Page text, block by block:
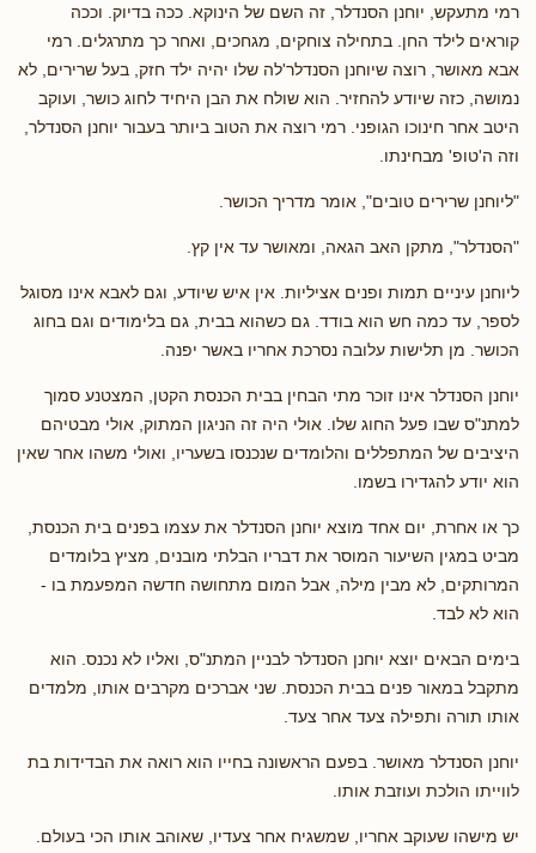
רמי מתעקש, יוחנן הסנדלר, זה השם של הינוקא. ככה בדיוק. וככה
קוראים לילד החן. בתחילה צוחקים, מגחכים, ואחר כך מתרגלים. רמי
אבא מאושר, רוצה שיוחנן הסנדלר'לה שלו יהיה ילד חזק, בעל שרירים, לא
נמושה, כזה שיודע להחזיר. הוא שולח את הבן היחיד לחוג כושר, ועוקב
היטב אחר חינוכו הגופני. רמי רוצה את הטוב ביותר בעבור יוחנן הסנדלר,
וזה ה'טופ' מבחינתו.
"ליוחנן שרירים טובים", אומר מדריך הכושר.
"הסנדלר", מתקן האב הגאה, ומאושר עד אין קץ.
ליוחנן עיניים תמות ופנים אציליות. אין איש שיודע, וגם לאבא אינו מסוגל
לספר, עד כמה חש הוא בודד. גם כשהוא בבית, גם בלימודים וגם בחוג
הכושר. מן תלישות עלובה נסרכת אחריו באשר יפנה.
יוחנן הסנדלר אינו זוכר מתי הבחין בבית הכנסת הקטן, המצטנע סמוך
למתנ"ס שבו פעל החוג שלו. אולי היה זה הניגון המתוק, אולי מבטיהם
היציבים של המתפללים והלומדים שנכנסו בשעריו, ואולי משהו אחר שאין
הוא יודע להגדירו בשמו.
כך או אחרת, יום אחד מוצא יוחנן הסנדלר את עצמו בפנים בית הכנסת,
מביט במגין השיעור המוסר את דבריו הבלתי מובנים, מציץ בלומדים
המרותקים, לא מבין מילה, אבל המום מתחושה חדשה המפעמת בו -
הוא לא לבד.
בימים הבאים יוצא יוחנן הסנדלר לבניין המתנ"ס, ואליו לא נכנס. הוא
מתקבל במאור פנים בבית הכנסת. שני אברכים מקרבים אותו, מלמדים
אותו תורה ותפילה צעד אחר צעד.
יוחנן הסנדלר מאושר. בפעם הראשונה בחייו הוא רואה את הבדידות בת
לווייתו הולכת ועוזבת אותו.
יש מישהו שעוקב אחריו, שמשגיח אחר צעדיו, שאוהב אותו הכי בעולם.